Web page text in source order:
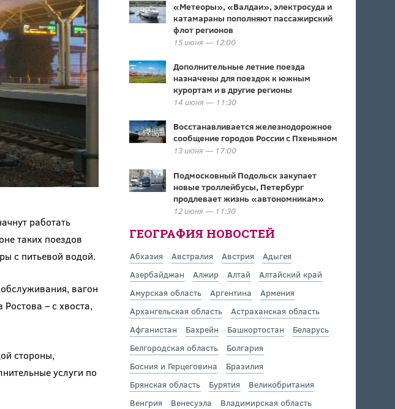
работать
таких поездов
с питьевой водой.
вагон
– с хвоста,
стороны,
услуги по
«Метеоры», «Валдаи», электросуда и
катамараны пополняют пассажирский
флот регионов
15 июня — 12:00
Дополнительные летние поезда
назначены для поездок к южным
курортам и в другие регионы
14 июня — 11:30
Восстанавливается железнодорожное
сообщение городов России с Пхеньяном
13 июня — 17:00
Подмосковный Подольск закупает
новые троллейбусы, Петербург
продлевает жизнь «автономникам»
12 июня — 11:30
ГЕОГРАФИЯ НОВОСТЕЙ
Абхазия Австралия Австрия
Адыгея
Азербайджан
Алжир Алтай
Алтайский край
Амурская область
Аргентина
Армения
Архангельская область
Астраханская область
Афганистан
Бахрейн Башкортостан
Беларусь
Белгородская область
Болгария
Босния и Герцеговина
Бразилия
Брянская область
Бурятия
Великобритания
Венгрия
Венесуэла
Владимирская область